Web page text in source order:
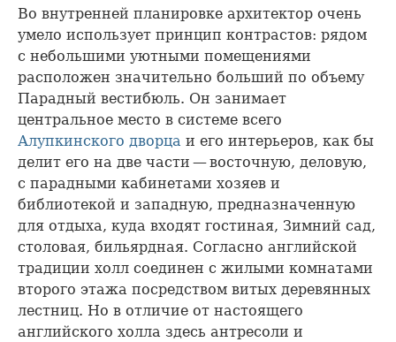
Во внутренней планировке архитектор очень
умело использует принцип контрастов: рядом
с небольшими уютными помещениями
расположен значительно больший по объему
Парадный вестибюль. Он занимает
центральное место в системе всего
Алупкинского дворца и его интерьеров, как бы
делит его на две части — восточную, деловую,
с парадными кабинетами хозяев и
библиотекой и западную, предназначенную
для отдыха, куда входят гостиная, Зимний сад,
столовая, бильярдная. Согласно английской
традиции холл соединен с жилыми комнатами
второго этажа посредством витых деревянных
лестниц. Но в отличие от настоящего
английского холла здесь антресоли и